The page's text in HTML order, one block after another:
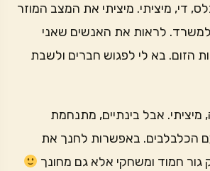
די, מיציתי. מיציתי את המצב המוזר
למשרד. לראות את האנשים שאני
הזום. בא לי לפגוש חברים ולשבת
אבל בינתיים, מתנחמת
הכלבלבים. באפשרות לחנך את
גור חמוד ומשחקי אלא גם מחונך